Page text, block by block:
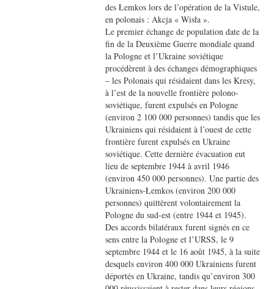
des Łemkos lors de l’opération de la Vistule,
en polonais : Akcja « Wisła ».
Le premier échange de population date de la
fin de la Deuxième Guerre mondiale quand
la Pologne et l’Ukraine soviétique
procédèrent à des échanges démographiques
– les Polonais qui résidaient dans les Kresy,
à l’est de la nouvelle frontière polono-
soviétique, furent expulsés en Pologne
(environ 2 100 000 personnes) tandis que les
Ukrainiens qui résidaient à l’ouest de cette
frontière furent expulsés en Ukraine
soviétique. Cette dernière évacuation eut
lieu de septembre 1944 à avril 1946
(environ 450 000 personnes). Une partie des
Ukrainiens-Łemkos (environ 200 000
personnes) quittèrent volontairement la
Pologne du sud-est (entre 1944 et 1945).
Des accords bilatéraux furent signés en ce
sens entre la Pologne et l’URSS, le 9
septembre 1944 et le 16 août 1945, à la suite
desquels environ 400 000 Ukrainiens furent
déportés en Ukraine, tandis qu’environ 300